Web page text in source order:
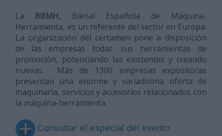
La BIEMH, Bienal Española de Máquina-
Herramienta, es un referente del sector en Europa.
La organización del certamen pone a disposición
de las empresas todas sus herramientas de
promoción, potenciando las existentes y creando
nuevas. Más de 1300 empresas expositoras
presentan una enorme y variadísima oferta de
maquinaria, servicios y accesorios relacionados con
la máquina-herramienta.
Consultar el especial del evento